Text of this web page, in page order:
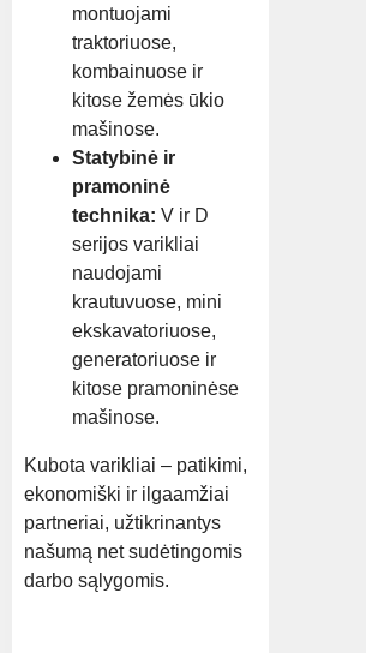
montuojami
traktoriuose,
kombainuose ir
kitose žemės ūkio
mašinose.
Statybinė ir
pramoninė
technika: V ir D
serijos varikliai
naudojami
krautuvuose, mini
ekskavatoriuose,
generatoriuose ir
kitose pramoninėse
mašinose.
Kubota varikliai – patikimi,
ekonomiški ir ilgaamžiai
partneriai, užtikrinantys
našumą net sudėtingomis
darbo sąlygomis.